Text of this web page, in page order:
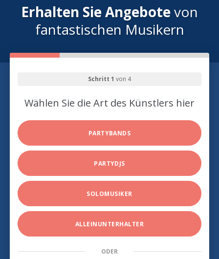
Erhalten Sie Angebotevon
fantastischen Musikern
Schritt 1 von 4
Wählen Sie die Art des Künstlers hier
PARTYBANDS
PARTYDJS
SOLOMUSIKER
ALLEINUNTERHALTER
ODER